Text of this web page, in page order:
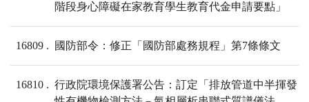
階段身心障礙在家教育學生教育代金申請要點」
16809 國防部令：修正「國防部處務規程」第7條條文
16810
行政院環境保護署公告：訂定「排放管道中半揮發